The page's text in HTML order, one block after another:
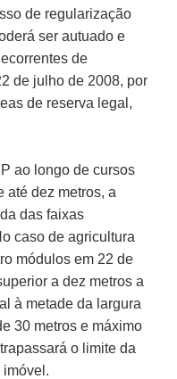
de regularização
ser autuado e
de
de julho de 2008, por
de reserva legal,
ao longo de cursos
até dez metros, a
das faixas
caso de agricultura
módulos em 22 de
a dez metros a
à metade da largura
30 metros e máximo
o limite da
imóvel.